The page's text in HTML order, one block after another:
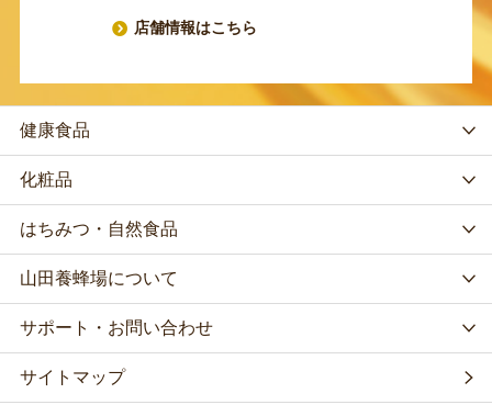
店舗情報はこちら
健康食品
化粧品
はちみつ・自然食品
山田養蜂場について
サポート・お問い合わせ
サイトマップ